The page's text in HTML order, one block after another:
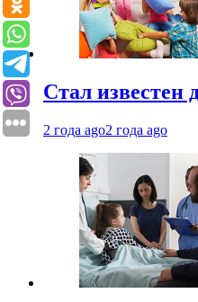
Стал известен
2 года ago2 года ago